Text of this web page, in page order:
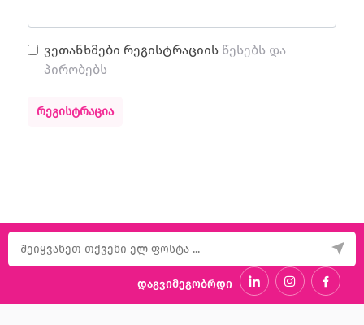
ვეთანხმები რეგისტრაციის წესებს და
პირობებს
ᲠᲔᲒᲘᲡᲢᲠᲐᲪᲘᲐ
დაგვიმეგობრდი